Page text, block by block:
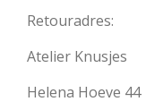
Retouradres:
Atelier Knusjes
Helena Hoeve 44